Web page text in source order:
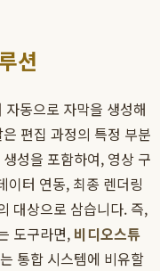
션
동으로 자막을 생성해
편집 과정의 특정 부분
성을 포함하여, 영상 구
이터 연동, 최종 렌더링
대상으로 삼습니다. 즉,
도구라면, 비디오스튜
통합 시스템에 비유할